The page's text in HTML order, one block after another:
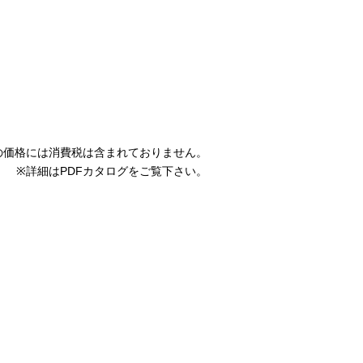
格には消費税は含まれておりません。
※詳細はPDFカタログをご覧下さい。